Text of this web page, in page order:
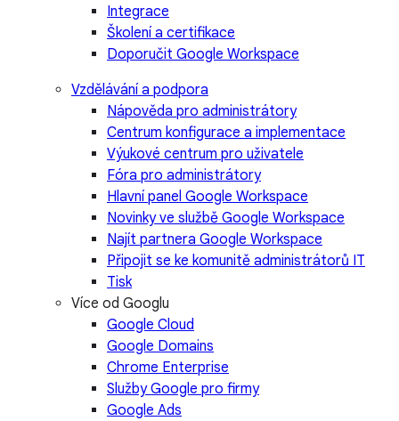
Integrace
Školení a certifikace
Doporučit Google Workspace
Vzdělávání a podpora
Nápověda pro administrátory
Centrum konfigurace a implementace
Výukové centrum pro uživatele
Fóra pro administrátory
Hlavní panel Google Workspace
Novinky ve službě Google Workspace
Najít partnera Google Workspace
Připojit se ke komunitě administrátorů IT
Tisk
Více od Googlu
Google Cloud
Google Domains
Chrome Enterprise
Služby Google pro firmy
Google Ads